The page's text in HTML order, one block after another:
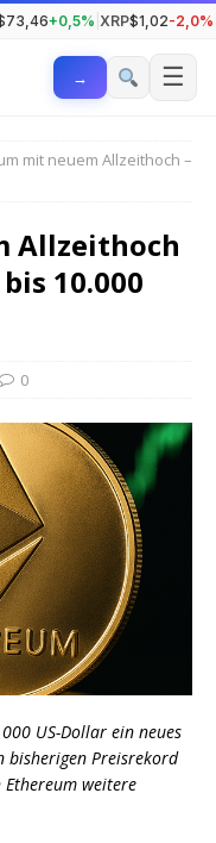
+0,5% XRP$1,02-2,0%
→ ☰
mit neuem Allzeithoch –
Allzeithoch
10.000
0
US-Dollar ein neues
bisherigen Preisrekord
weitere